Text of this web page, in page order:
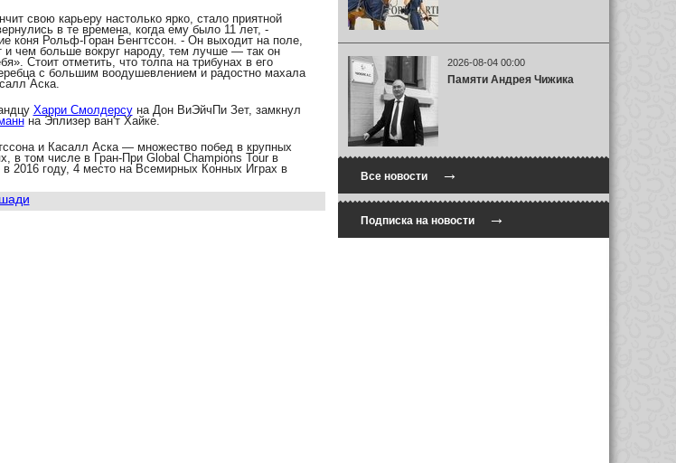
свою карьеру настолько ярко, стало приятной
в те времена, когда ему было 11 лет, -
коня Рольф-Горан Бенгтссон. - Он выходит на поле,
и чем больше вокруг народу, тем лучше — так он
Стоит отметить, что толпа на трибунах в его
с большим воодушевлением и радостно махала
Аска.
Харри Смолдерсуна Дон ВиЭйчПи Зет, замкнул
на Эплизер ван'т Хайке.
и Касалл Аска— множество побед в крупных
в том числе в Гран-При Global Champions Tour в
2016 году, 4 место на Всемирных Конных Играх в
2026-08-04 00:00
Памяти Андрея Чижика
Все новости→
Подписка на новости→